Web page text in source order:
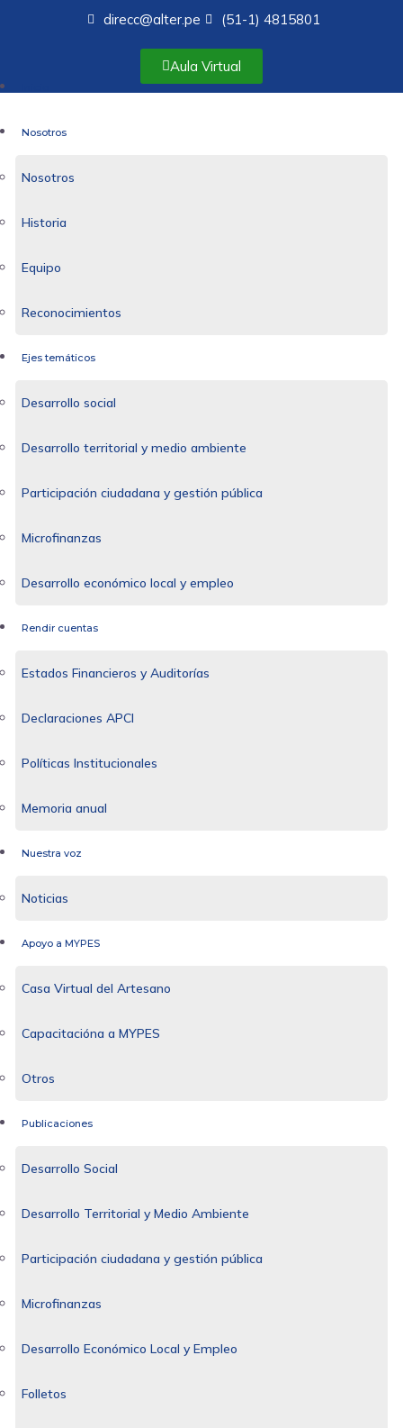
direcc@alter.pe (51-1) 4815801
Aula Virtual
Nosotros
Nosotros
Historia
Equipo
Reconocimientos
Ejes temáticos
Desarrollo social
Desarrollo territorial y medio ambiente
Participación ciudadana y gestión pública
Microfinanzas
Desarrollo económico local y empleo
Rendir cuentas
Estados Financieros y Auditorías
Declaraciones APCI
Políticas Institucionales
Memoria anual
Nuestra voz
Noticias
Apoyo a MYPES
Casa Virtual del Artesano
Capacitacióna a MYPES
Otros
Publicaciones
Desarrollo Social
Desarrollo Territorial y Medio Ambiente
Participación ciudadana y gestión pública
Microfinanzas
Desarrollo Económico Local y Empleo
Folletos